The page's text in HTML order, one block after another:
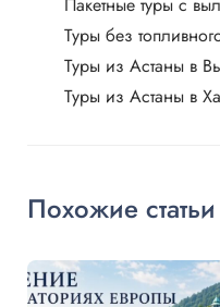
Туры без
Туры из Астаны в
Туры из Астаны в
Похожие статьи